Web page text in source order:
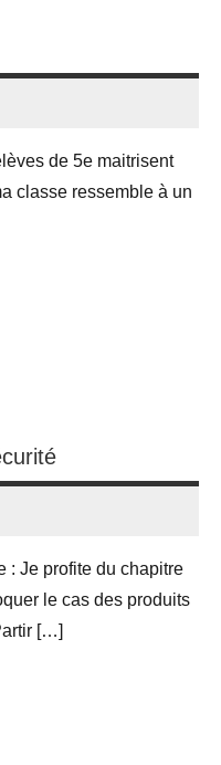
de 5e maitrisent
classe ressemble à un
: Je profite du chapitre
le cas des produits
[…]